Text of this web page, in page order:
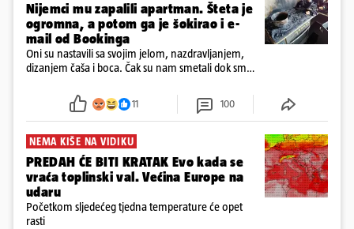
Nijemci mu zapalili apartman. Šteta je
ogromna, a potom ga je šokirao i e-
mail od Bookinga
Oni su nastavili sa svojim jelom, nazdravljanjem,
dizanjem čaša i boca. Čak su nam smetali dok smo
požar, rekao je vlasnik
11 100
NEMA KIŠE NA VIDIKU
PREDAH ĆE BITI KRATAK Evo kada se
vraća toplinski val. Većina Europe na
udaru
Početkom sljedećeg tjedna temperature će opet
rasti